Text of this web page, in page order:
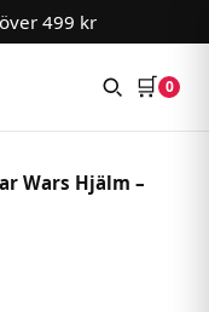
499 kr
🛒 0
Wars Hjälm –